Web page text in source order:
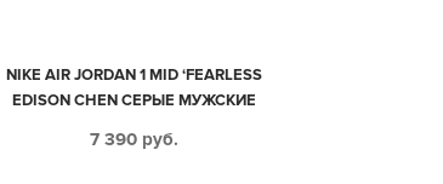
NIKE AIR JORDAN 1 MID ‘FEARLESS
EDISON CHEN СЕРЫЕ МУЖСКИЕ
7 390 руб.